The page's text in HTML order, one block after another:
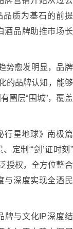
品质为基石的前提
酒品牌助推市场长
势愈发明显，品牌
的品牌认知，能够
圈层“围城”，覆盖
行星地球》南极篇
定制“‘剑’证时刻”
授权，全方位整合
与深度实现全酒民
牌与文化IP深度结